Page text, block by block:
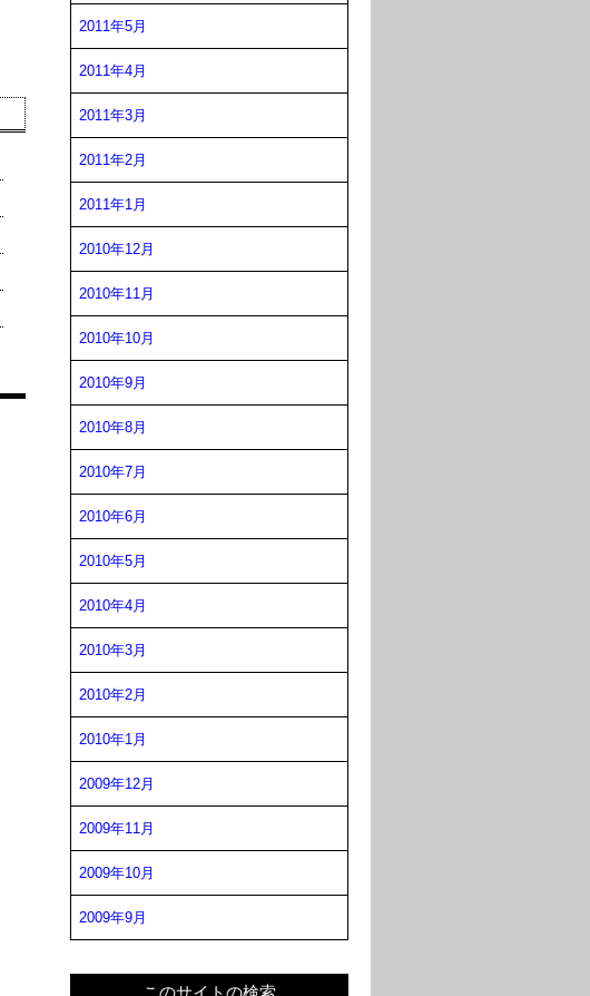
2011年5月
2011年4月
2011年3月
2011年2月
2011年1月
2010年12月
2010年11月
2010年10月
2010年9月
2010年8月
2010年7月
2010年6月
2010年5月
2010年4月
2010年3月
2010年2月
2010年1月
2009年12月
2009年11月
2009年10月
2009年9月
このサイトの検索